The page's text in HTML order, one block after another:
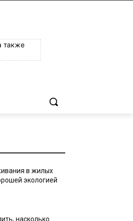
также
в жилых
экологией
насколько